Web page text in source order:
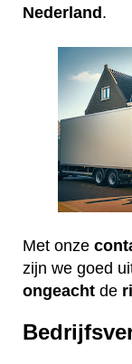
Nederland.
Met onze
zijn we goed
ongeacht de